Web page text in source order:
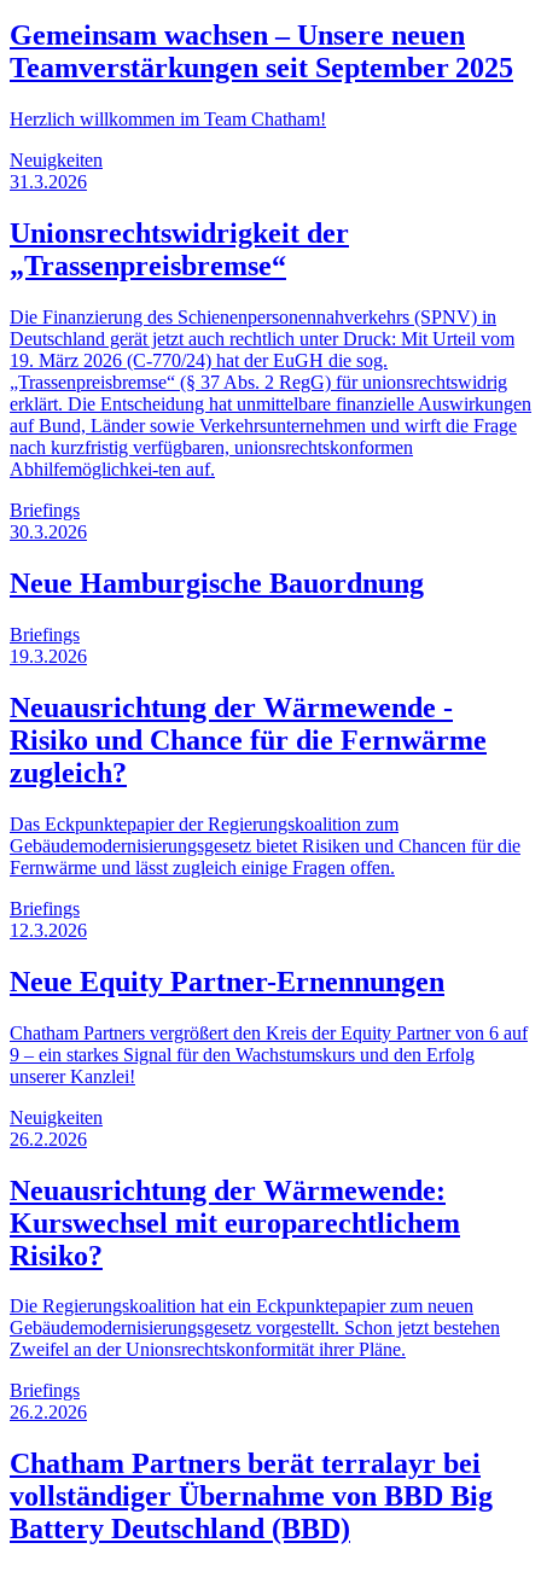
Gemeinsam wachsen – Unsere neuen
Teamverstärkungen seit September 2025
Herzlich willkommen im Team Chatham!
Neuigkeiten
31.3.2026
Unionsrechtswidrigkeit der
„Trassenpreisbremse“
Die Finanzierung des Schienenpersonennahverkehrs (SPNV) in
Deutschland gerät jetzt auch rechtlich unter Druck: Mit Urteil vom
19. März 2026 (C-770/24) hat der EuGH die sog.
„Trassenpreisbremse“ (§ 37 Abs. 2 RegG) für unionsrechtswidrig
erklärt. Die Entscheidung hat unmittelbare finanzielle Auswirkungen
auf Bund, Länder sowie Verkehrsunternehmen und wirft die Frage
nach kurzfristig verfügbaren, unionsrechtskonformen
Abhilfemöglichkei-ten auf.
Briefings
30.3.2026
Neue Hamburgische Bauordnung
Briefings
19.3.2026
Neuausrichtung der Wärmewende -
Risiko und Chance für die Fernwärme
zugleich?
Das Eckpunktepapier der Regierungskoalition zum
Gebäudemodernisierungsgesetz bietet Risiken und Chancen für die
Fernwärme und lässt zugleich einige Fragen offen.
Briefings
12.3.2026
Neue Equity Partner-Ernennungen
Chatham Partners vergrößert den Kreis der Equity Partner von 6 auf
9 – ein starkes Signal für den Wachstumskurs und den Erfolg
unserer Kanzlei!
Neuigkeiten
26.2.2026
Neuausrichtung der Wärmewende:
Kurswechsel mit europarechtlichem
Risiko?
Die Regierungskoalition hat ein Eckpunktepapier zum neuen
Gebäudemodernisierungsgesetz vorgestellt. Schon jetzt bestehen
Zweifel an der Unionsrechtskonformität ihrer Pläne.
Briefings
26.2.2026
Chatham Partners berät terralayr bei
vollständiger Übernahme von BBD Big
Battery Deutschland (BBD)